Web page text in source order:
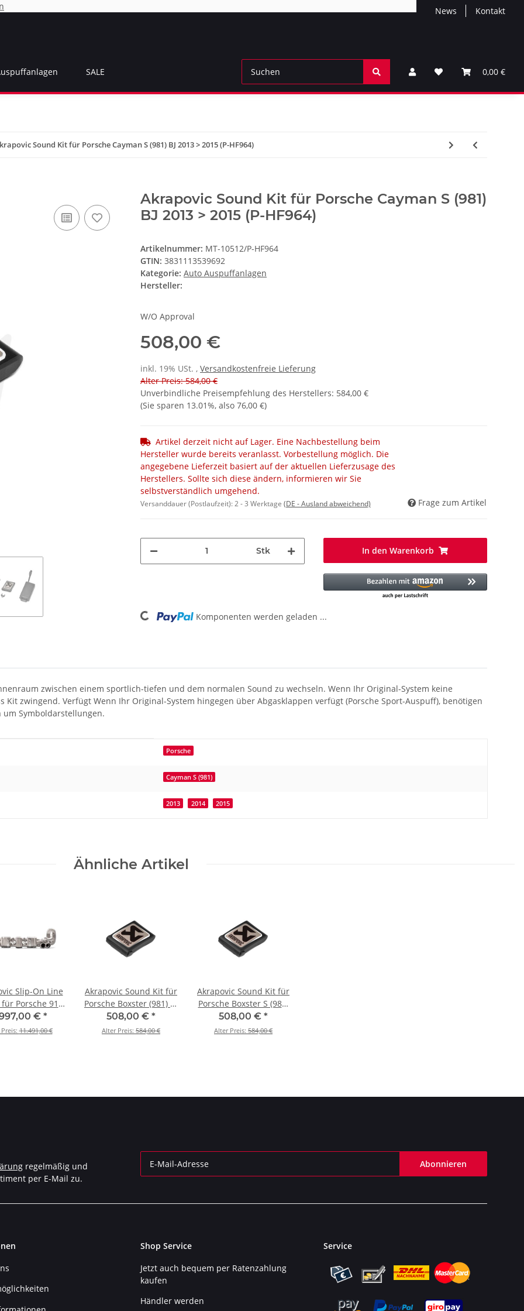
News Kontakt
0,00 €
SALE
Sound Kit für Porsche Cayman S (981) BJ 2013 > 2015 (P-HF964)
Akrapovic Sound Kit für Porsche Cayman S (981)
BJ 2013 > 2015 (P-HF964)
Artikelnummer: MT-10512/P-HF964
GTIN: 3831113539692
Kategorie: Auto Auspuffanlagen
Hersteller:
W/O Approval
508,00 €
inkl. 19% USt. , Versandkostenfreie Lieferung
Alter Preis: 584,00 €
Unverbindliche Preisempfehlung des Herstellers: 584,00 €
(Sie sparen 13.01%, also 76,00 €)
Artikel derzeit nicht auf Lager. Eine Nachbestellung beim
Hersteller wurde bereits veranlasst. Vorbestellung möglich. Die
angegebene Lieferzeit basiert auf der aktuellen Lieferzusage des
Herstellers. Sollte sich diese ändern, informieren wir Sie
selbstverständlich umgehend.
Versanddauer (Postlaufzeit):2 - 3 Werktage (DE - Ausland abweichend) Frage zum Artikel
Stk In den Warenkorb
Loading... Komponenten werden geladen ...
zwischen einem sportlich-tiefen und dem normalen Sound zu wechseln. Wenn Ihr Original-System keine
zwingend. Verfügt Wenn Ihr Original-System hingegen über Abgasklappen verfügt (Porsche Sport-Auspuff), benötigen
Symboldarstellungen.
Porsche
Cayman S (981)
2013 2014 2015
Ähnliche Artikel
Slip-On Line
Porsche 911
Cabriolet
GTS (991) BJ
€ *
11.491,00 €
Akrapovic Sound Kit für
Porsche Boxster (981) BJ
2012 > 2015 (P-HF964)
508,00 € *
Alter Preis: 584,00 €
Akrapovic Sound Kit für
Porsche Boxster S (981)
BJ 2012 > 2015 (P-
HF964)
508,00 € *
Alter Preis: 584,00 €
regelmäßig und
per E-Mail zu.
Abonnieren
Shop Service
Jetzt auch bequem per Ratenzahlung
kaufen
Händler werden
Service